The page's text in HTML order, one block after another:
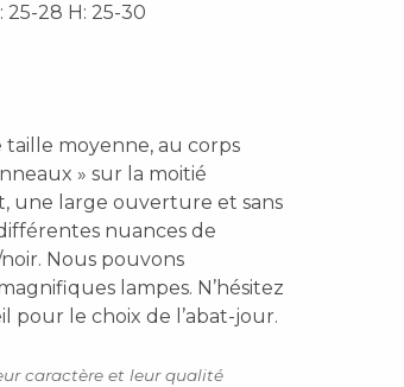
25-28 H: 25-30
moyenne, au corps
» sur la moitié
une large ouverture et sans
nuances de
Nous pouvons
lampes. N’hésitez
pour le choix de l’abat-jour.
caractère et leur qualité